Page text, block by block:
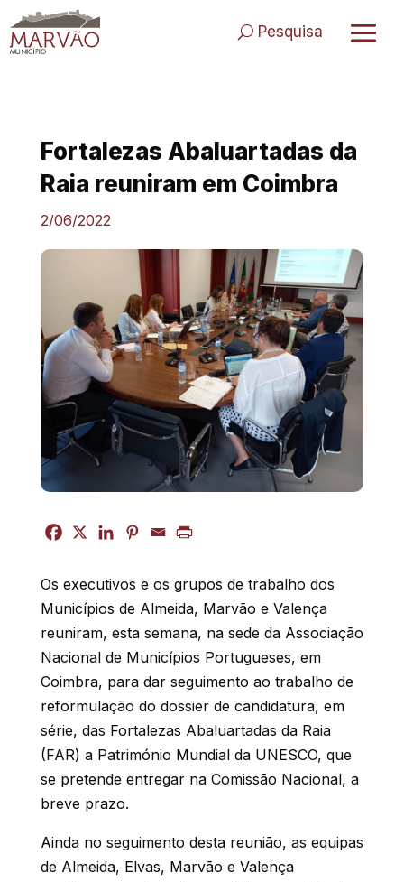
to
content
Pesquisa
Fortalezas Abaluartadas da
Raia reuniram em Coimbra
2/06/2022
Os executivos e os grupos de trabalho dos
Municípios de Almeida, Marvão e Valença
reuniram, esta semana, na sede da Associação
Nacional de Municípios Portugueses, em
Coimbra, para dar seguimento ao trabalho de
reformulação do dossier de candidatura, em
série, das Fortalezas Abaluartadas da Raia
(FAR) a Património Mundial da UNESCO, que
se pretende entregar na Comissão Nacional, a
breve prazo.
Ainda no seguimento desta reunião, as equipas
de Almeida, Elvas, Marvão e Valença